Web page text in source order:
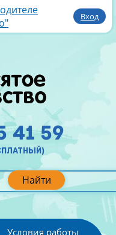
Вход
Найти
41 59
Условия работы